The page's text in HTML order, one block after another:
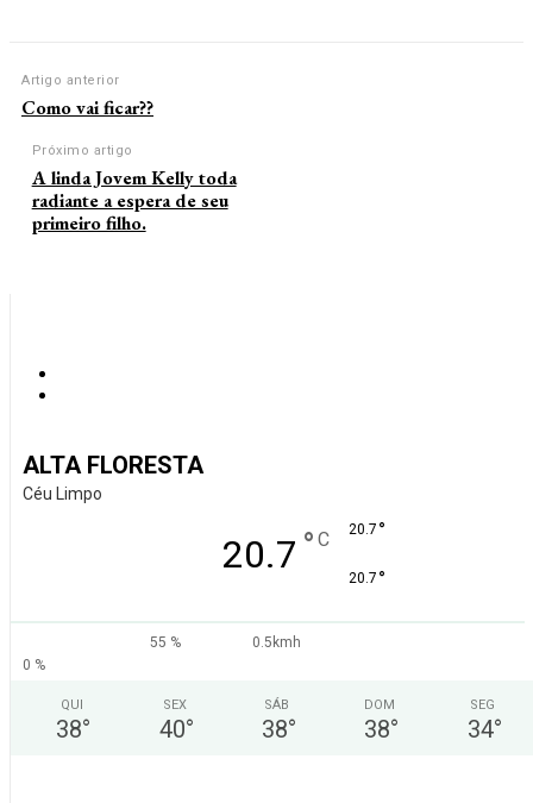
Artigo anterior
Como vai ficar??
Próximo artigo
A linda Jovem Kelly toda
radiante a espera de seu
primeiro filho.
ALTA FLORESTA
Céu Limpo
20.7 ° C 20.7 °
20.7 °
55 %
0.5kmh
0 %
QUI
38°
SEX
40°
SÁB
38°
DOM
38°
SEG
34°